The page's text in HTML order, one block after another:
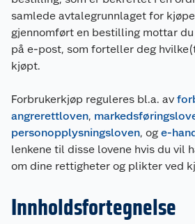
samlede avtalegrunnlaget for
gjennomført en bestilling mottar
på e-post, som forteller deg
kjøpt.
Forbrukerkjøp reguleres bl.a. av
angrerettloven,
personopplysningsloven, og e-
lenkene til disse lovene hvis du vil
om dine rettigheter og plikter ved
Innholdsfortegnelse